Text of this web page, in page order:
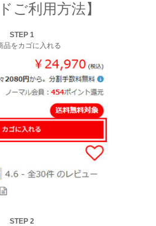
ご利用方法】
STEP 1
品をカゴに入れる
STEP 2